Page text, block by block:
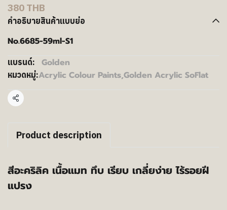
380 THB
คำอธิบายสินค้าแบบย่อ
No.6685-59ml-S1
แบรนด์: Golden
หมวดหมู่:Acrylic Colour Paints,Golden Acrylic SoFlat
แชร์
Product description
สีอะคริลิค เนื้อแมท ทึบ เรียบ เกลี่ยง่าย ไร้รอยฝี
แปรง